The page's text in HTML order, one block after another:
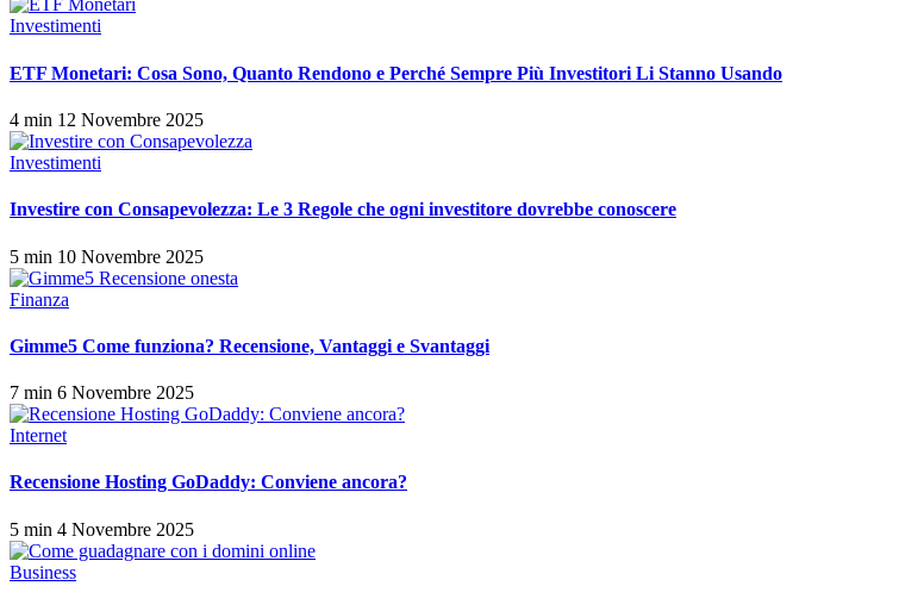
Investimenti
ETF Monetari: Cosa Sono, Quanto Rendono e Perché Sempre Più Investitori Li Stanno Usando
4 min 12 Novembre 2025
Investimenti
Investire con Consapevolezza: Le 3 Regole che ogni investitore dovrebbe conoscere
5 min 10 Novembre 2025
Finanza
Gimme5 Come funziona? Recensione, Vantaggi e Svantaggi
7 min 6 Novembre 2025
Internet
Recensione Hosting GoDaddy: Conviene ancora?
5 min 4 Novembre 2025
Business